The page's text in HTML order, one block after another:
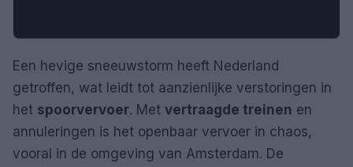
Een hevige sneeuwstorm heeft Nederland
getroffen, wat leidt tot aanzienlijke verstoringen in
het spoorvervoer. Met vertraagde treinen en
annuleringen is het openbaar vervoer in chaos,
vooral in de omgeving van Amsterdam. De